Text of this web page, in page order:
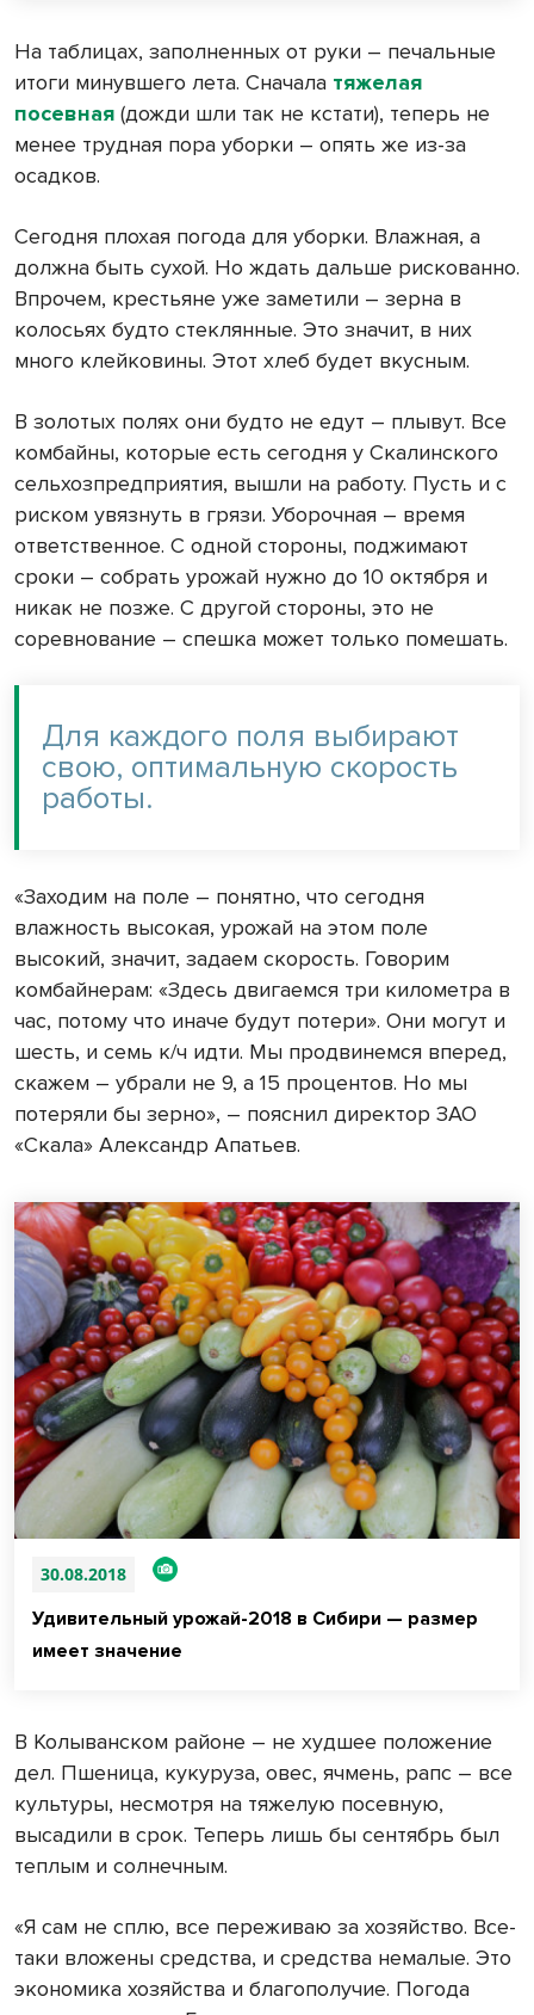
На таблицах, заполненных от руки – печальные
итоги минувшего лета. Сначала тяжелая
посевная (дожди шли так не кстати), теперь не
менее трудная пора уборки – опять же из-за
осадков.
Сегодня плохая погода для уборки. Влажная, а
должна быть сухой. Но ждать дальше рискованно.
Впрочем, крестьяне уже заметили – зерна в
колосьях будто стеклянные. Это значит, в них
много клейковины. Этот хлеб будет вкусным.
В золотых полях они будто не едут – плывут. Все
комбайны, которые есть сегодня у Скалинского
сельхозпредприятия, вышли на работу. Пусть и с
риском увязнуть в грязи. Уборочная – время
ответственное. С одной стороны, поджимают
сроки – собрать урожай нужно до 10 октября и
никак не позже. С другой стороны, это не
соревнование – спешка может только помешать.
Для каждого поля выбирают
свою, оптимальную скорость
работы.
«Заходим на поле – понятно, что сегодня
влажность высокая, урожай на этом поле
высокий, значит, задаем скорость. Говорим
комбайнерам: «Здесь двигаемся три километра в
час, потому что иначе будут потери». Они могут и
шесть, и семь к/ч идти. Мы продвинемся вперед,
скажем – убрали не 9, а 15 процентов. Но мы
потеряли бы зерно», – пояснил директор ЗАО
«Скала» Александр Апатьев.
30.08.2018
Удивительный урожай-2018 в Сибири — размер
имеет значение
В Колыванском районе – не худшее положение
дел. Пшеница, кукуруза, овес, ячмень, рапс – все
культуры, несмотря на тяжелую посевную,
высадили в срок. Теперь лишь бы сентябрь был
теплым и солнечным.
«Я сам не сплю, все переживаю за хозяйство. Все-
таки вложены средства, и средства немалые. Это
экономика хозяйства и благополучие. Погода